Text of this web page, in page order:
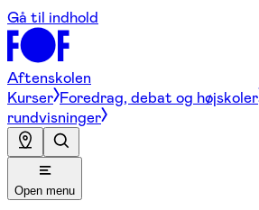
Gå til indhold
Aftenskolen
Kurser Foredrag, debat og højskoler
rundvisninger
Open menu